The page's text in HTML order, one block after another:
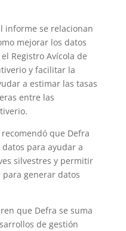
informe se relacionan
mejorar los datos
Registro Avícola de
y facilitar la
a estimar las tasas
entre las
que Defra
para ayudar a
silvestres y permitir
generar datos
que Defra se suma
de gestión